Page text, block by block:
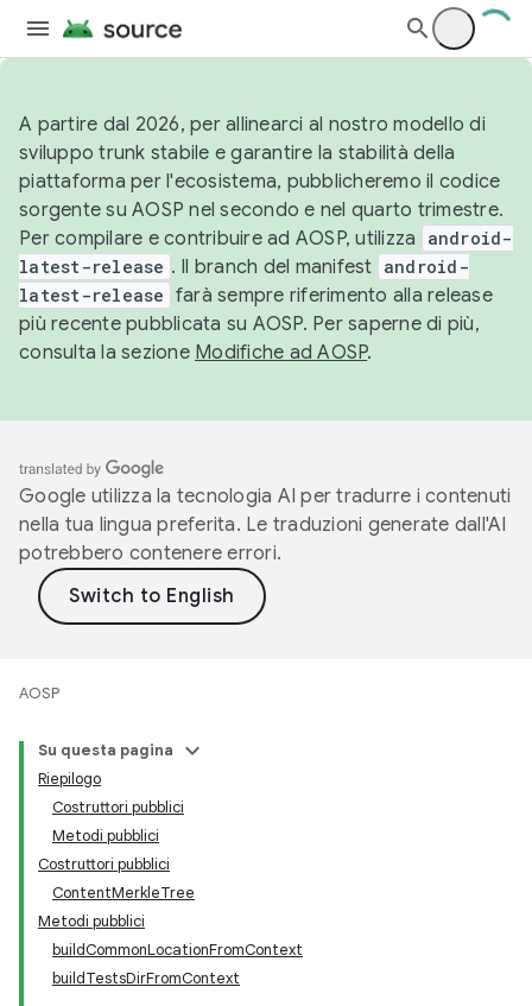
A partire dal 2026, per allinearci al nostro modello di
sviluppo trunk stabile e garantire la stabilità della
piattaforma per l'ecosistema, pubblicheremo il codice
sorgente su AOSP nel secondo e nel quarto trimestre.
Per compilare e contribuire ad AOSP, utilizza
android-
latest-release . Il branch del manifest android-
latest-release farà sempre riferimento alla release
più recente pubblicata su AOSP. Per saperne di più,
consulta la sezione Modifiche ad AOSP.
Google utilizza la tecnologia AI per tradurre i contenuti
nella tua lingua preferita. Le traduzioni generate dall'AI
potrebbero contenere errori.
AOSP
Su questa pagina
Riepilogo
Costruttori pubblici
Metodi pubblici
Costruttori pubblici
ContentMerkleTree
Metodi pubblici
buildCommonLocationFromContext
buildTestsDirFromContext